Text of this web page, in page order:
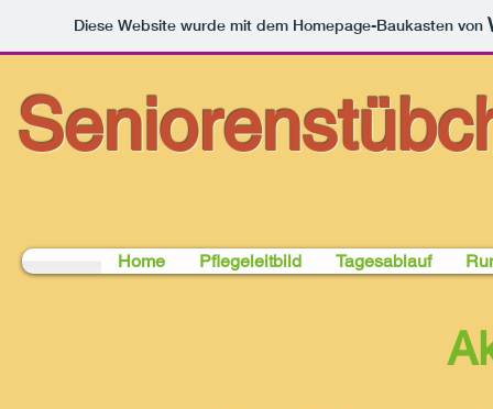
Diese Website wurde mit dem Homepage-Baukasten von
Home Pflegeleitbild Tagesablauf